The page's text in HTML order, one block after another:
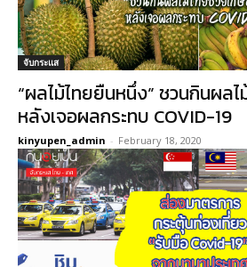
จับกระแส
“ผลไม้ไทยยืนหนึ่ง” ชวนกินผล
หลังเจอผลกระทบ COVID-19
kinyupen_admin - February 18, 2020